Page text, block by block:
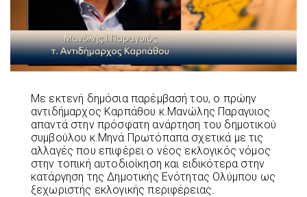
Με εκτενή δημόσια παρέμβασή του, ο πρώην
αντιδήμαρχος Καρπάθου κ.Μανώλης Παραγυιος
απαντά στην πρόσφατη ανάρτηση του δημοτικού
συμβούλου κ.Μηνά Πρωτόπαπα σχετικά με τις
αλλαγές που επιφέρει ο νέος εκλογικός νόμος
στην τοπική αυτοδιοίκηση και ειδικότερα στην
κατάργηση της Δημοτικής Ενότητας Ολύμπου ως
ξεχωριστής εκλογικής περιφέρειας.